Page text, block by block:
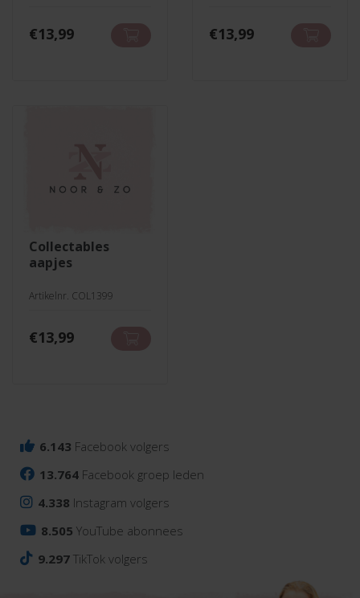
€13,99 €13,99
collectables
aapjes
Artikelnr. COL1399
€13,99
6.143 Facebook volgers
13.764 Facebook groep leden
4.338 Instagram volgers
8.505 YouTube abonnees
9.297 TikTok volgers